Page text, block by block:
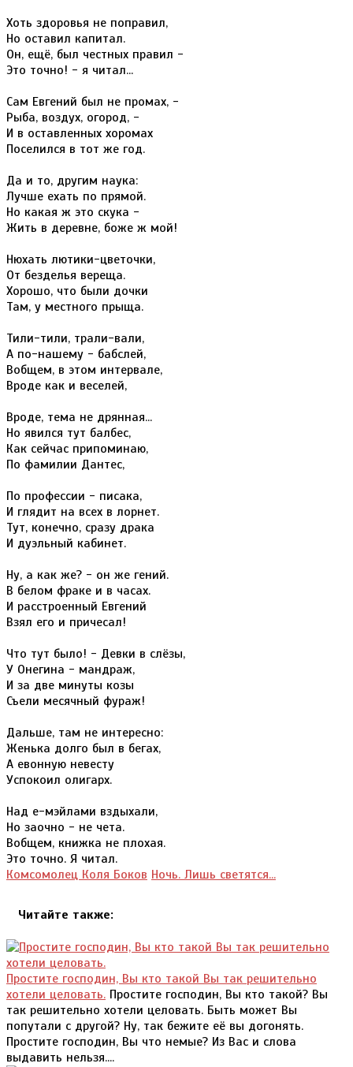
Хоть здоровья не поправил,
Но оставил капитал.
Он, ещё, был честных правил -
Это точно! - я читал...
Сам Евгений был не промах, -
Рыба, воздух, огород, -
И в оставленных хоромах
Поселился в тот же год.
Да и то, другим наука:
Лучше ехать по прямой.
Но какая ж это скука -
Жить в деревне, боже ж мой!
Нюхать лютики-цветочки,
От безделья вереща.
Хорошо, что были дочки
Там, у местного прыща.
Тили-тили, трали-вали,
А по-нашему - бабслей,
Вобщем, в этом интервале,
Вроде как и веселей,
Вроде, тема не дрянная...
Но явился тут балбес,
Как сейчас припоминаю,
По фамилии Дантес,
По профессии - писака,
И глядит на всех в лорнет.
Тут, конечно, сразу драка
И дуэльный кабинет.
Ну, а как же? - он же гений.
В белом фраке и в часах.
И расстроенный Евгений
Взял его и причесал!
Что тут было! - Девки в слёзы,
У Онегина - мандраж,
И за две минуты козы
Съели месячный фураж!
Дальше, там не интересно:
Женька долго был в бегах,
А евонную невесту
Успокоил олигарх.
Над е-мэйлами вздыхали,
Но заочно - не чета.
Вобщем, книжка не плохая.
Это точно. Я читал.
Комсомолец Коля Боков Ночь. Лишь светятся...
Читайте также:
Простите господин, Вы кто такой Вы так решительно
хотели целовать. Простите господин, Вы кто такой? Вы
так решительно хотели целовать. Быть может Вы
попутали с другой? Ну, так бежите её вы догонять.
Простите господин, Вы что немые? Из Вас и слова
выдавить нельзя....